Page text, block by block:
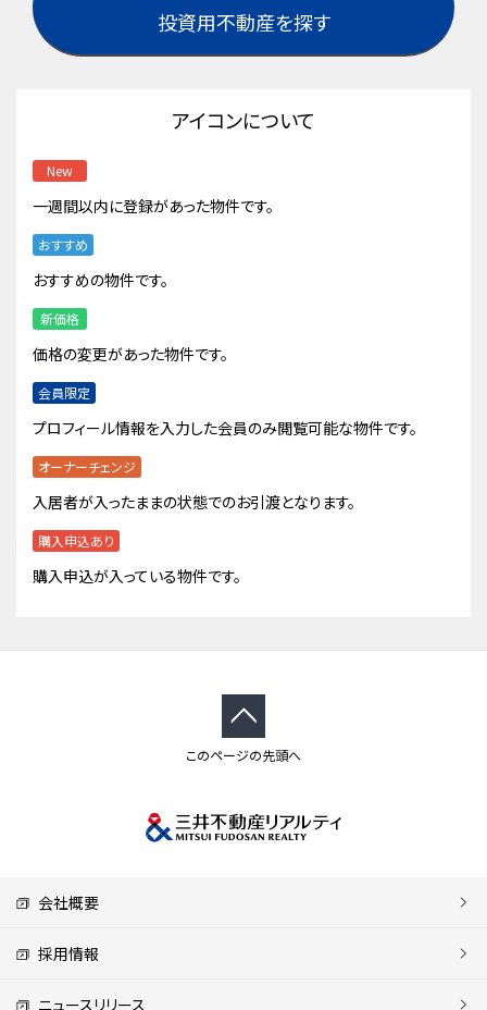
投資用不動産を探す
アイコンについて
New
一週間以内に登録があった物件です。
おすすめ
おすすめの物件です。
新価格
価格の変更があった物件です。
会員限定
プロフィール情報を入力した会員のみ閲覧可能な物件です。
オーナーチェンジ
入居者が入ったままの状態でのお引渡となります。
購入申込あり
購入申込が入っている物件です。
このページの先頭へ
会社概要
採用情報
ニュースリリース